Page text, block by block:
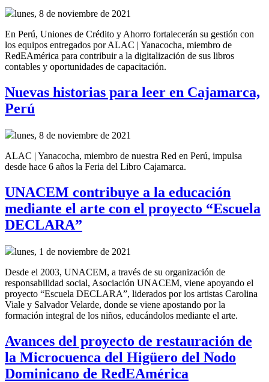
lunes, 8 de noviembre de 2021
En Perú, Uniones de Crédito y Ahorro fortalecerán su gestión con
los equipos entregados por ALAC | Yanacocha, miembro de
RedEAmérica para contribuir a la digitalización de sus libros
contables y oportunidades de capacitación.
Nuevas historias para leer en Cajamarca,
Perú
lunes, 8 de noviembre de 2021
ALAC | Yanacocha, miembro de nuestra Red en Perú, impulsa
desde hace 6 años la Feria del Libro Cajamarca.
UNACEM contribuye a la educación
mediante el arte con el proyecto “Escuela
DECLARA”
lunes, 1 de noviembre de 2021
Desde el 2003, UNACEM, a través de su organización de
responsabilidad social, Asociación UNACEM, viene apoyando el
proyecto “Escuela DECLARA”, liderados por los artistas Carolina
Viale y Salvador Velarde, donde se viene apostando por la
formación integral de los niños, educándolos mediante el arte.
Avances del proyecto de restauración de
la Microcuenca del Higüero del Nodo
Dominicano de RedEAmérica